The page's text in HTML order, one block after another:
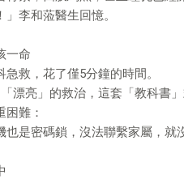
李和蒞醫生回憶。
一命
救，花了僅5分鐘的時間。
漂亮」的救治，這套「教科書
難：
也是密碼鎖，沒法聯繫家屬，